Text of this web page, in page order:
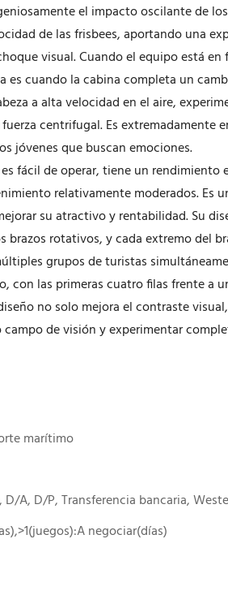
el impacto oscilante de
de las frisbees, aportando una
visual. Cuando el equipo está
es cuando la cabina completa un
a alta velocidad en el aire,
centrifugal. Es extremadamente
jóvenes que buscan emociones.
fácil de operar, tiene un rendimiento
relativamente moderados. Es
su atractivo y rentabilidad. Su
rotativos, y cada extremo del
grupos de turistas
con las primeras cuatro filas frente a
no solo mejora el contraste
de visión y experimentar
marítimo
A, D/P, Transferencia bancaria,
negociar(días)